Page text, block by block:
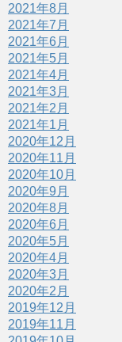
2021年8月
2021年7月
2021年6月
2021年5月
2021年4月
2021年3月
2021年2月
2021年1月
2020年12月
2020年11月
2020年10月
2020年9月
2020年8月
2020年6月
2020年5月
2020年4月
2020年3月
2020年2月
2019年12月
2019年11月